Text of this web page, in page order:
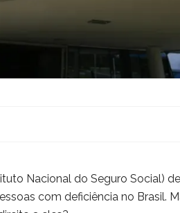
Nacional do Seguro Social)
com deficiência no Brasil.